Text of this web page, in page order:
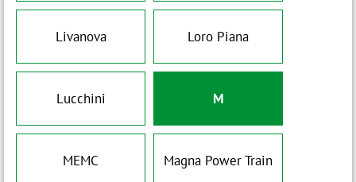
Livanova Loro Piana
Lucchini M
MEMC Magna Power Train